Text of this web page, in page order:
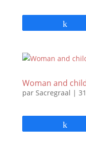
Woman and
par Sacregraal |